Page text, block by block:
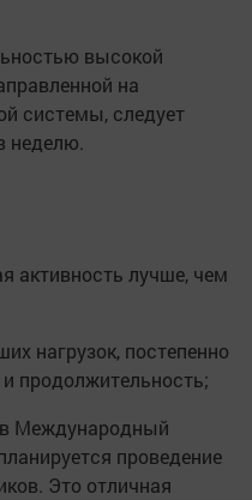
высокой
на
системы, следует
неделю.
активность лучше, чем
нагрузок, постепенно
продолжительность;
Международный
проведение
Это отличная